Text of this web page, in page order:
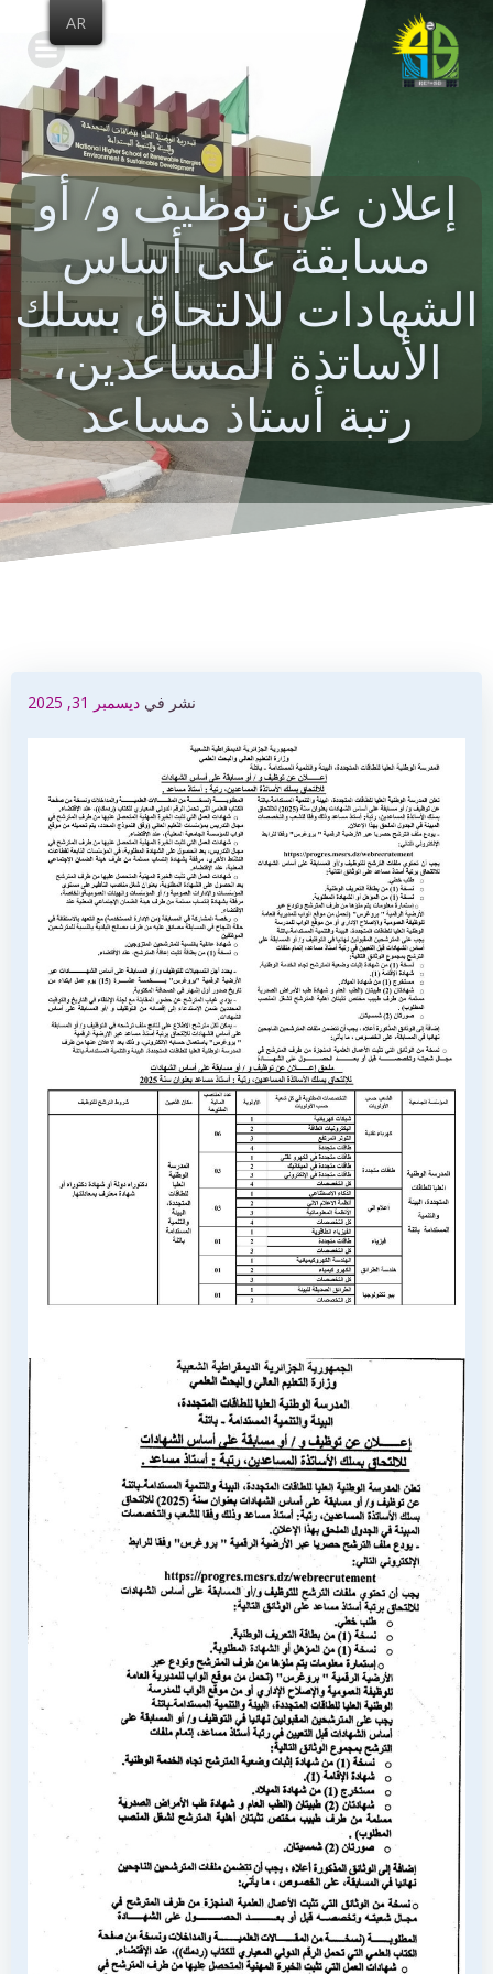
content
إعلان عن توظيف و/ أو
مسابقة على أساس
الشهادات للالتحاق بسلك
الأساتذة المساعدين،
رتبة أستاذ مساعد
نشر في ديسمبر 31, 2025
AR